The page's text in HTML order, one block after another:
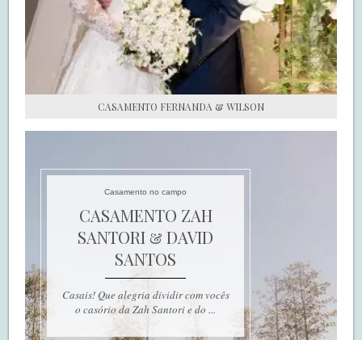
CASAMENTO FERNANDA & WILSON
Casamento no campo
CASAMENTO ZAH
SANTORI & DAVID
SANTOS
Casais! Que alegria dividir com vocês
o casório da Zah Santori e do ...